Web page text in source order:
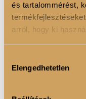
és tartalommérést,
arról, hogy ki
Az Ön
kiválasztása
Elengedhetetlen